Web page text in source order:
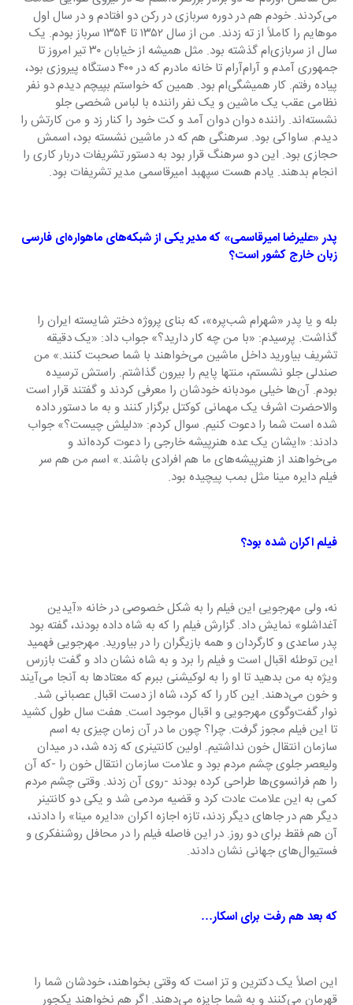
می‌کردند. خودم هم در دوره سربازی در رکن دو افتادم و در سال اول
موهایم را کاملاً از ته زدند. من از سال ۱۳۵۲ تا ۱۳۵۴ سرباز بودم. یک
سال از سربازی‌ام گذشته بود. مثل همیشه از خیابان ۳۰ تیر امروز تا
جمهوری ‌آمدم و آرام‌آرام تا خانه مادرم که در ۴۰۰ دستگاه پیروزی بود،
پیاده ‌رفتم. کار همیشگی‌ام بود. همین که خواستم بپیچم دیدم دو نفر
نظامی عقب یک ماشین و یک نفر راننده با لباس شخصی جلو
نشسته‌اند. راننده دوان‌ دوان ‌آمد و کت خود را کنار زد و من کارتش را
دیدم. ساواکی بود. سرهنگی هم که در ماشین نشسته بود، اسمش
حجازی بود. این دو سرهنگ قرار بود به دستور تشریفات دربار کاری را
انجام بدهند. یادم هست سپهبد امیرقاسمی مدیر تشریفات بود.
پدر «علیرضا امیرقاسمی» که مدیر یکی از شبکه‌های ماهواره‌ای فارسی
زبان خارج کشور است؟
بله و یا پدر «شهرام شب‌پره»، که بنای پروژه دختر شایسته ایران را
گذاشت. پرسیدم: «با من چه کار دارید؟» جواب داد: «یک دقیقه
تشریف بیاورید داخل ماشین می‌خواهند با شما صحبت کنند.» من
صندلی جلو نشستم، منتها پایم را بیرون گذاشتم. راستش ترسیده
بودم. آن‌ها خیلی مودبانه خودشان را معرفی کردند و گفتند قرار است
والاحضرت اشرف یک مهمانی کوکتل برگزار کنند و به ما دستور داده
شده است شما را دعوت کنیم. سوال کردم: «دلیلش چیست؟» جواب
دادند: «ایشان یک عده هنرپیشه خارجی را دعوت کرده‌اند و
می‌خواهند از هنرپیشه‌های ما هم افرادی باشند.» اسم من هم سر
فیلم دایره مینا مثل بمب پیچیده بود.
فیلم اکران شده بود؟
نه، ولی مهرجویی این فیلم را به شکل خصوصی در خانه «آیدین
آغداشلو» نمایش ‌داد. گزارش فیلم را که به شاه داده بودند، گفته بود
پدر ساعدی و کارگردان و همه بازیگران را در بیاورید. مهرجویی فهمید
این توطئه اقبال است و فیلم را برد و به شاه نشان داد و گفت بازرس
ویژه به من بدهید تا او را به لوکیشنی ببرم که معتادها به آنجا می‌آیند
و خون می‌دهند. این کار را که کرد، شاه از دست اقبال عصبانی شد.
نوار گفت‌وگوی مهرجویی و اقبال موجود است. هفت سال طول کشید
تا این فیلم مجوز گرفت. چرا؟ چون ما در آن زمان چیزی به اسم
سازمان انتقال خون نداشتیم. اولین کانتینری که زده شد، در میدان
ولیعصر جلوی چشم مردم بود و علامت سازمان انتقال خون را -که آن
را هم فرانسوی‌ها طراحی کرده بودند -روی آن زدند. وقتی چشم مردم
کمی به این علامت عادت کرد و قضیه مردمی شد و یکی دو کانتینر
دیگر هم در جاهای دیگر زدند، تازه اجازه اکران «دایره مینا» را دادند،
آن هم فقط برای دو روز. در این فاصله فیلم را در محافل روشنفکری و
فستیوال‌های جهانی نشان دادند.
که بعد هم رفت برای اسکار…
این اصلاً یک دکترین و تز است که وقتی بخواهند، خودشان شما را
قهرمان می‌کنند و به شما جایزه می‌دهند. اگر هم نخواهند یکجور